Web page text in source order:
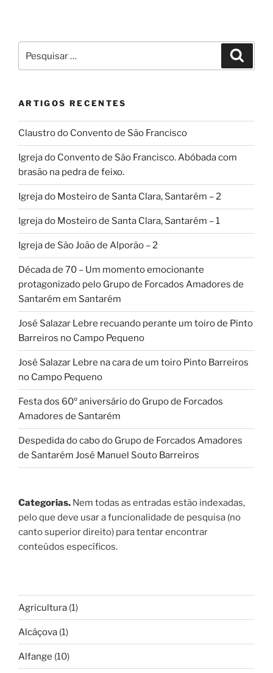
por:
ARTIGOS RECENTES
Claustro do Convento de São Francisco
Igreja do Convento de São Francisco. Abóbada com
brasão na pedra de feixo.
Igreja do Mosteiro de Santa Clara, Santarém – 2
Igreja do Mosteiro de Santa Clara, Santarém – 1
Igreja de São João de Alporão – 2
Década de 70 – Um momento emocionante
protagonizado pelo Grupo de Forcados Amadores de
Santarém em Santarém
José Salazar Lebre recuando perante um toiro de Pinto
Barreiros no Campo Pequeno
José Salazar Lebre na cara de um toiro Pinto Barreiros
no Campo Pequeno
Festa dos 60º aniversário do Grupo de Forcados
Amadores de Santarém
Despedida do cabo do Grupo de Forcados Amadores
de Santarém José Manuel Souto Barreiros
Categorias. Nem todas as entradas estão indexadas,
pelo que deve usar a funcionalidade de pesquisa (no
canto superior direito) para tentar encontrar
conteúdos específicos.
Agricultura (1)
Alcáçova (1)
Alfange (10)